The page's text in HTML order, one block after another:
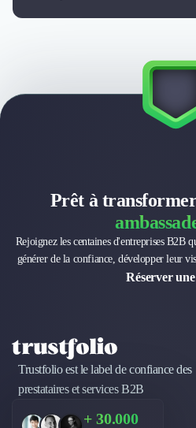
Prêt à
Rejoignez les centaines d'entreprises
générer de la confiance, développer leur
Réserver
Trustfolio est le label de confiance des
prestataires et services B2B
+ 30.000